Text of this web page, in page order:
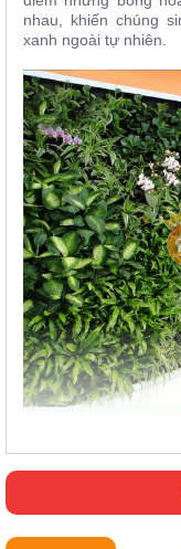
nhau, khiến chúng
xanh ngoài tự nhiên.